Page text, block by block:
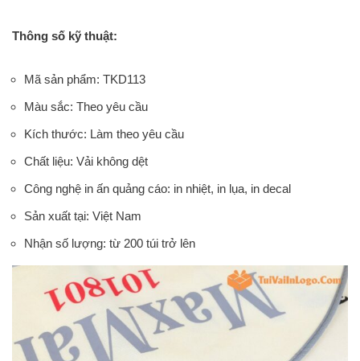
Thông số kỹ thuật:
Mã sản phẩm: TKD113
Màu sắc: Theo yêu cầu
Kích thước: Làm theo yêu cầu
Chất liệu: Vải không dệt
Công nghệ in ấn quảng cáo: in nhiệt, in lụa, in decal
Sản xuất tại: Việt Nam
Nhận số lượng: từ 200 túi trở lên